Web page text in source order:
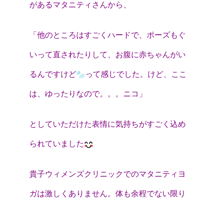
があるマタニティさんから、
「他のところはすごくハードで、ポーズもぐ
いって直されたりして、お腹に赤ちゃんがい
るんですけど って感じでした。けど、ここ
は、ゆったりなので。。。ニコ」
としていただけた表情に気持ちがすごく込め
られていました
貴子ウィメンズクリニックでのマタニティヨ
ガは激しくありません。体も余程でない限り